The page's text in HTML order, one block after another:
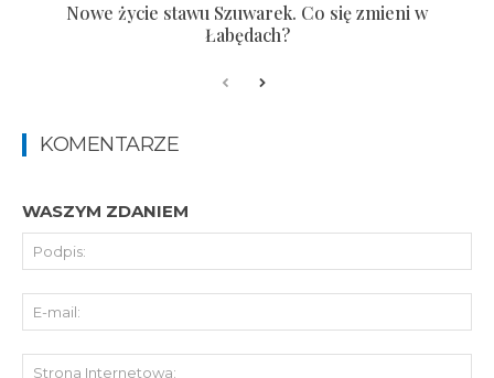
Nowe życie stawu Szuwarek. Co się zmieni w
Łabędach?
KOMENTARZE
WASZYM ZDANIEM